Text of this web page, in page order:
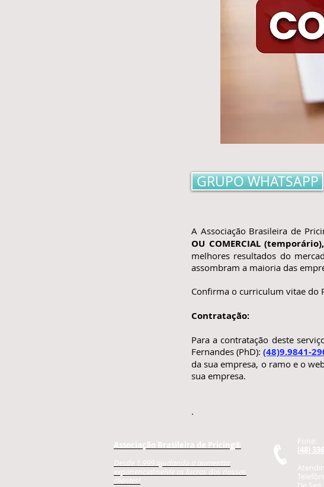
GRUPO WHATSAPP
A Associação Brasileira de
OU COMERCIAL (temporário),
melhores resultados do
assombram a maioria das
​Confirma o curriculum vitae do
Contratação:
Para a contratação deste
Fernandes (PhD): (48)9.9841-
da sua empresa, o ramo e o
sua empresa.
.
Associação Brasileira de Pricing®
Desde 1.999 ajudando a aumentar
exponencialmente os lucros dos nossos
clientes!
Fone:
(48)